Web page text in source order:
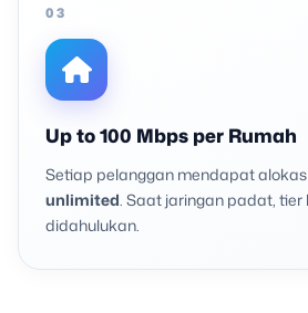
03
Up to 100 Mbps per Rumah
Setiap pelanggan mendapat
unlimited. Saat jaringan padat, tier
didahulukan.